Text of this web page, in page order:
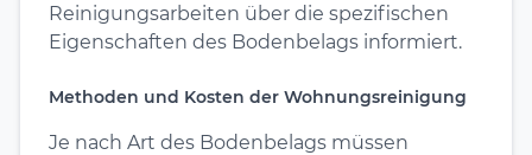
Reinigungsarbeiten über die spezifischen
Eigenschaften des Bodenbelags informiert.
Methoden und Kosten der Wohnungsreinigung
Je nach Art des Bodenbelags müssen